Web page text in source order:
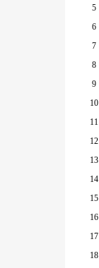
5
6
7
8
9
10
11
12
13
14
15
16
17
18